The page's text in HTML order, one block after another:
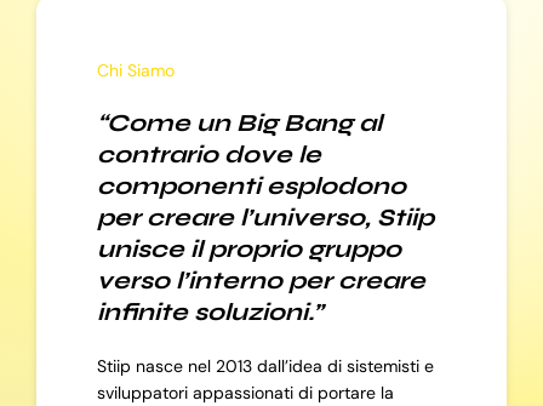
Chi Siamo
“Come un Big Bang al
contrario dove le
componenti esplodono
per creare l’universo, Stiip
unisce il proprio gruppo
verso l’interno per creare
infinite soluzioni.”
Stiip nasce nel 2013 dall’idea di sistemisti e
sviluppatori appassionati di portare la